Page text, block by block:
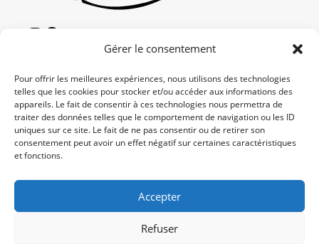
Gérer le consentement
Pour offrir les meilleures expériences, nous utilisons des technologies
telles que les cookies pour stocker et/ou accéder aux informations des
appareils. Le fait de consentir à ces technologies nous permettra de
traiter des données telles que le comportement de navigation ou les ID
uniques sur ce site. Le fait de ne pas consentir ou de retirer son
consentement peut avoir un effet négatif sur certaines caractéristiques
et fonctions.
Accepter
Refuser
NEWS LETTER
ENVOYER
Accepter les termes RGPD
+33 6 95 38 95 04